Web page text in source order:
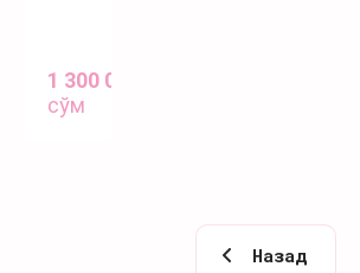
1 300 000
сўм
Назад